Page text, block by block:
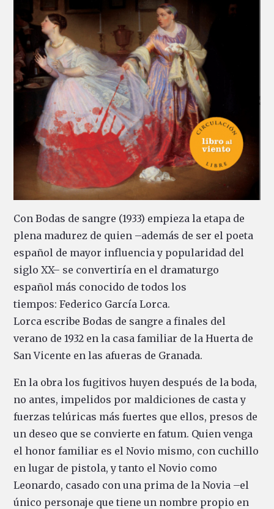
Con Bodas de sangre (1933) empieza la etapa de
plena madurez de quien –además de ser el poeta
español de mayor influencia y popularidad del
siglo XX– se convertiría en el dramaturgo
español más conocido de todos los
tiempos: Federico García Lorca.
Lorca escribe Bodas de sangre a finales del
verano de 1932 en la casa familiar de la Huerta de
San Vicente en las afueras de Granada.
En la obra los fugitivos huyen después de la boda,
no antes, impelidos por maldiciones de casta y
fuerzas telúricas más fuertes que ellos, presos de
un deseo que se convierte en fatum. Quien venga
el honor familiar es el Novio mismo, con cuchillo
en lugar de pistola, y tanto el Novio como
Leonardo, casado con una prima de la Novia –el
único personaje que tiene un nombre propio en